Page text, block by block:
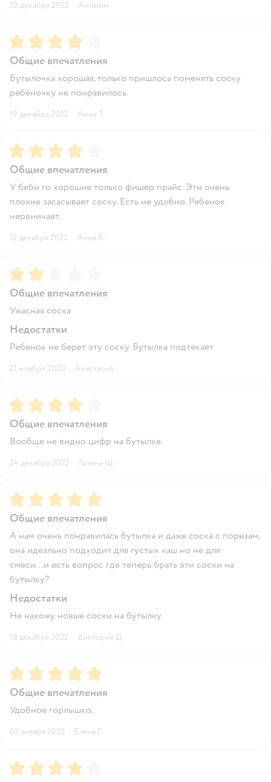
22 декабря 2022 · Аноним
Рейтинг:4
Общие впечатления
Бутылочка хорошая, только пришлось поменять соску
ребёночку не понравилось
19 декабря 2022 · Анна Т.
Рейтинг:4
Общие впечатления
У беби го хорошие только фишер прайс. Эти очень
плохие засасывает соску. Есть не удобно. Ребенок
нервничает.
12 декабря 2022 · Анна В.
Рейтинг:
Общие впечатления
Ужасная соска
Недостатки
Ребенок не берет эту соску. Бутылка подтекает
21 ноября 2020 · Анастасия
Рейтинг:4
Общие впечатления
Вообще не видно цифр на бутылке.
24 декабря 2022 · Галина Ш.
Рейтинг:5
Общие впечатления
А нам очень понравилась бутылка и даже соска с порезам,
она идеально подходит для густых каш но не для
смеси...и есть вопрос где теперь брать эти соски на
бутылку?
Недостатки
Не нахожу новые соски на бутылку
18 декабря 2022 · Виктория Д.
Рейтинг:5
Общие впечатления
Удобное горлышко.
02 января 2023 · Елена Г.
Рейтинг:4